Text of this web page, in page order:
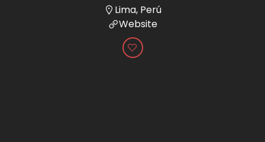
Lima, Perú
Website